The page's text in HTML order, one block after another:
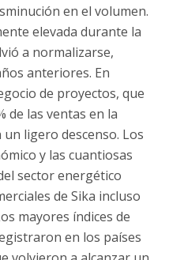
en el volumen.
elevada durante la
a normalizarse,
anteriores. En
de proyectos, que
de las ventas en la
ligero descenso. Los
y las cuantiosas
sector energético
de Sika incluso
mayores índices de
en los países